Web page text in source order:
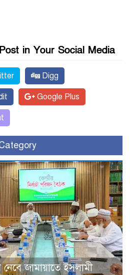
in Your Social Media
Digg
Google Plus
নেবে জামায়াতে ইসলামী